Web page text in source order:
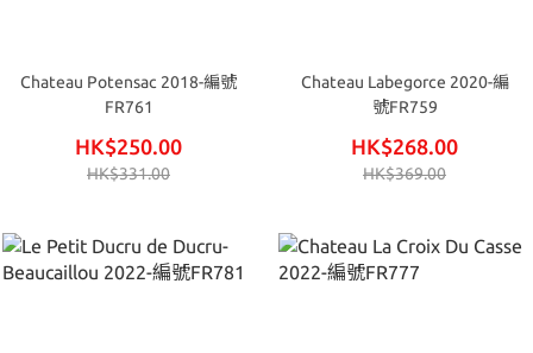
Chateau Potensac 2018-編號
FR761
HK$250.00
HK$331.00
Chateau Labegorce 2020-編
號FR759
HK$268.00
HK$369.00